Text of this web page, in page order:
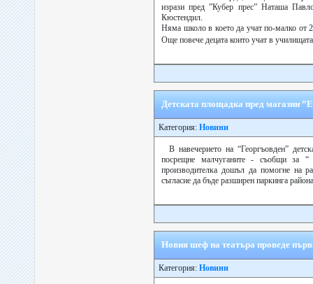
изрази пред ”Кубер прес” Наташа
Кюстендил.
Няма школо в което да учат по-малко от
Още повече децата които учат в
Детската площадка пред магазин
Категория: Новини
В навечерието на “Георгъовден”
посрещне малчуганите - съобщи за “
производителка дошъл да помогне на
съгласие да бъде разширен паркинга
Новия шеф на театъра проведе
Категория: Новини